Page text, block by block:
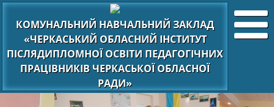
КОМУНАЛЬНИЙ НАВЧАЛЬНИЙ ЗАКЛАД
«ЧЕРКАСЬКИЙ ОБЛАСНИЙ ІНСТИТУТ
ПІСЛЯДИПЛОМНОЇ ОСВІТИ ПЕДАГОГІЧНИХ
ПРАЦІВНИКІВ ЧЕРКАСЬКОЇ ОБЛАСНОЇ
РАДИ»